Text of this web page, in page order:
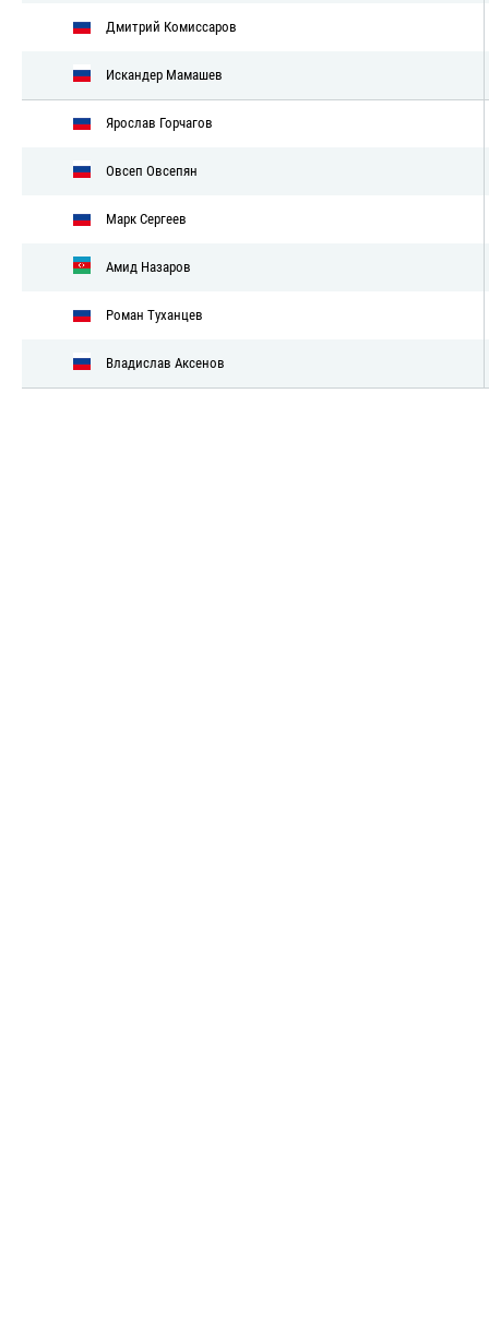
Дмитрий Комиссаров
Искандер Мамашев
Ярослав Горчагов
Овсеп Овсепян
Марк Сергеев
Амид Назаров
Роман Туханцев
Владислав Аксенов